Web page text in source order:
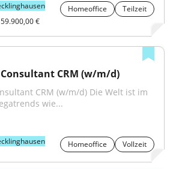
Homeoffice
Teilzeit
€
CRM (w/m/d)
CRM (w/m/d) Die Welt ist im
wie...
Homeoffice Vollzeit